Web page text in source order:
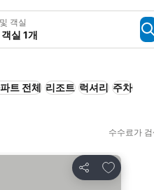
객실
실 1개
트 전체 리조트 럭셔리 주차
수수료가
공유
즐겨찾기